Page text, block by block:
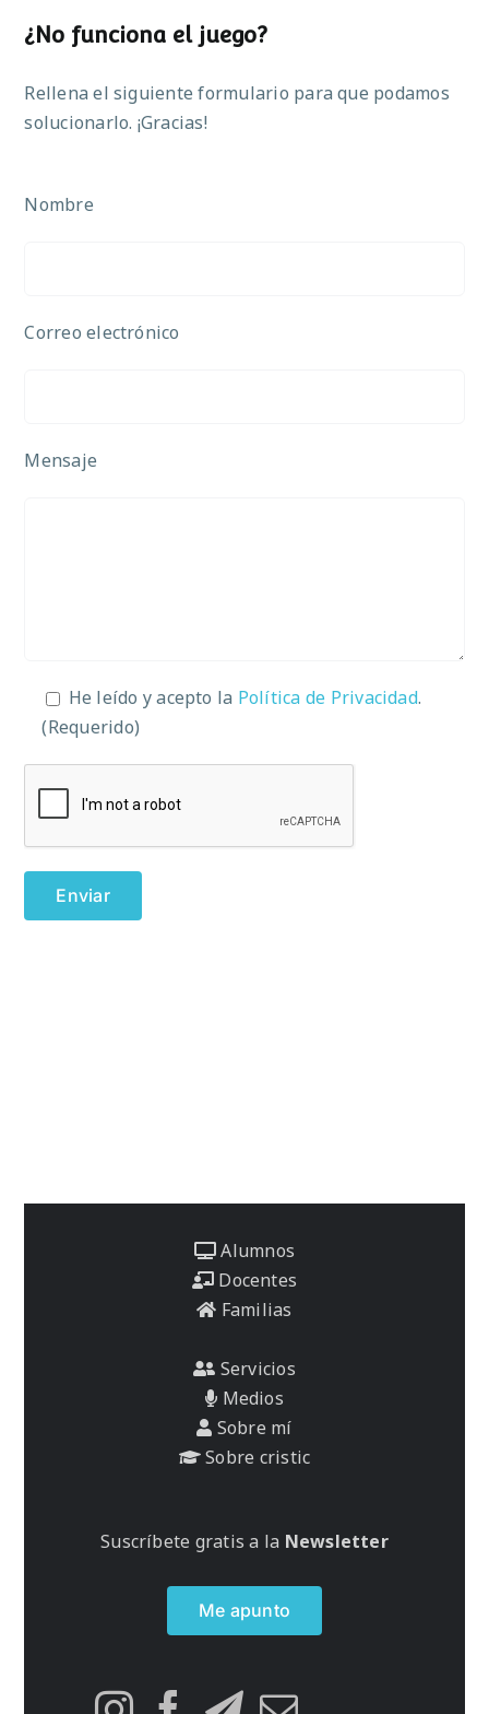
¿No funciona el juego?
Rellena el siguiente formulario para que podamos
solucionarlo. ¡Gracias!
Nombre
Correo electrónico
Mensaje
He leído y acepto la Política de Privacidad.
(Requerido)
Alumnos
Docentes
Familias
Servicios
Medios
Sobre mí
Sobre cristic
Suscríbete gratis a la Newsletter
Me apunto